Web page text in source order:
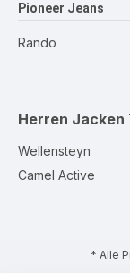
Pioneer Jeans
Rando
Herren Jacken
Wellensteyn
Camel Active
* Alle